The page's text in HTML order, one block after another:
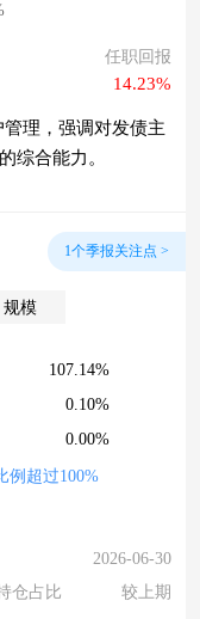
任职回报
14.23%
理，强调对发债主
综合能力。
1个季报关注点 >
规模
107.14%
0.10%
0.00%
例超过100%
2026-06-30
仓占比 较上期